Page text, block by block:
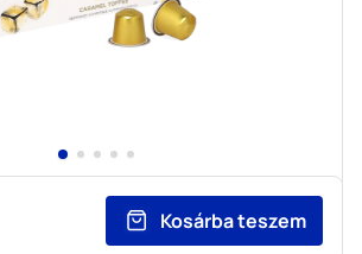
Kosárba teszem